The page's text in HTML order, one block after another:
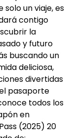
un viaje, es
contigo
la
y futuro
buscando un
deliciosa,
divertidas
pasaporte
todos los
en
(2025) 20